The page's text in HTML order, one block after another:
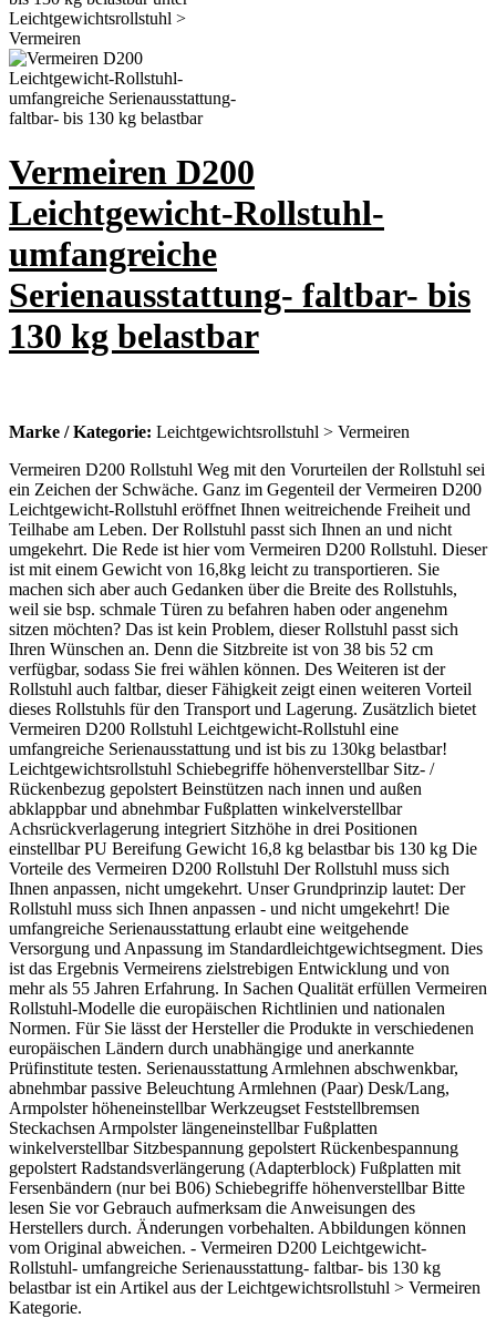
Vermeiren D200
Leichtgewicht-Rollstuhl-
umfangreiche
Serienausstattung- faltbar- bis
130 kg belastbar
Marke / Kategorie: Leichtgewichtsrollstuhl > Vermeiren
Vermeiren D200 Rollstuhl Weg mit den Vorurteilen der Rollstuhl sei
ein Zeichen der Schwäche. Ganz im Gegenteil der Vermeiren D200
Leichtgewicht-Rollstuhl eröffnet Ihnen weitreichende Freiheit und
Teilhabe am Leben. Der Rollstuhl passt sich Ihnen an und nicht
umgekehrt. Die Rede ist hier vom Vermeiren D200 Rollstuhl. Dieser
ist mit einem Gewicht von 16,8kg leicht zu transportieren. Sie
machen sich aber auch Gedanken über die Breite des Rollstuhls,
weil sie bsp. schmale Türen zu befahren haben oder angenehm
sitzen möchten? Das ist kein Problem, dieser Rollstuhl passt sich
Ihren Wünschen an. Denn die Sitzbreite ist von 38 bis 52 cm
verfügbar, sodass Sie frei wählen können. Des Weiteren ist der
Rollstuhl auch faltbar, dieser Fähigkeit zeigt einen weiteren Vorteil
dieses Rollstuhls für den Transport und Lagerung. Zusätzlich bietet
Vermeiren D200 Rollstuhl Leichtgewicht-Rollstuhl eine
umfangreiche Serienausstattung und ist bis zu 130kg belastbar!
Leichtgewichtsrollstuhl Schiebegriffe höhenverstellbar Sitz- /
Rückenbezug gepolstert Beinstützen nach innen und außen
abklappbar und abnehmbar Fußplatten winkelverstellbar
Achsrückverlagerung integriert Sitzhöhe in drei Positionen
einstellbar PU Bereifung Gewicht 16,8 kg belastbar bis 130 kg Die
Vorteile des Vermeiren D200 Rollstuhl Der Rollstuhl muss sich
Ihnen anpassen, nicht umgekehrt. Unser Grundprinzip lautet: Der
Rollstuhl muss sich Ihnen anpassen - und nicht umgekehrt! Die
umfangreiche Serienausstattung erlaubt eine weitgehende
Versorgung und Anpassung im Standardleichtgewichtsegment. Dies
ist das Ergebnis Vermeirens zielstrebigen Entwicklung und von
mehr als 55 Jahren Erfahrung. In Sachen Qualität erfüllen Vermeiren
Rollstuhl-Modelle die europäischen Richtlinien und nationalen
Normen. Für Sie lässt der Hersteller die Produkte in verschiedenen
europäischen Ländern durch unabhängige und anerkannte
Prüfinstitute testen. Serienausstattung Armlehnen abschwenkbar,
abnehmbar passive Beleuchtung Armlehnen (Paar) Desk/Lang,
Armpolster höheneinstellbar Werkzeugset Feststellbremsen
Steckachsen Armpolster längeneinstellbar Fußplatten
winkelverstellbar Sitzbespannung gepolstert Rückenbespannung
gepolstert Radstandsverlängerung (Adapterblock) Fußplatten mit
Fersenbändern (nur bei B06) Schiebegriffe höhenverstellbar Bitte
lesen Sie vor Gebrauch aufmerksam die Anweisungen des
Herstellers durch. Änderungen vorbehalten. Abbildungen können
vom Original abweichen. - Vermeiren D200 Leichtgewicht-
Rollstuhl- umfangreiche Serienausstattung- faltbar- bis 130 kg
belastbar ist ein Artikel aus der Leichtgewichtsrollstuhl > Vermeiren
Kategorie.